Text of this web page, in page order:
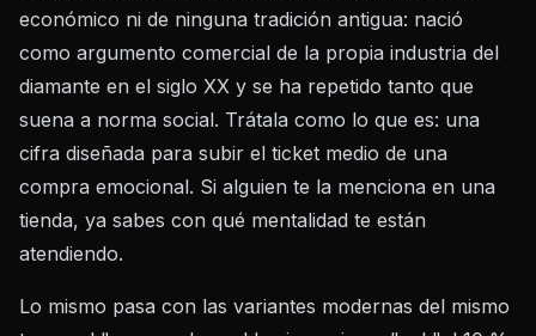
económico ni de ninguna tradición antigua: nació
como argumento comercial de la propia industria del
diamante en el siglo XX y se ha repetido tanto que
suena a norma social. Trátala como lo que es: una
cifra diseñada para subir el ticket medio de una
compra emocional. Si alguien te la menciona en una
tienda, ya sabes con qué mentalidad te están
atendiendo.
Lo mismo pasa con las variantes modernas del mismo